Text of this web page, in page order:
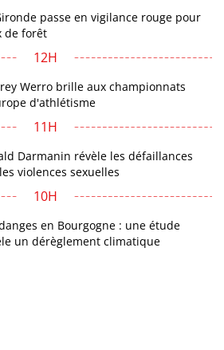
passe en vigilance rouge pour
de forêt
12H
Werro brille aux championnats
d'athlétisme
11H
Darmanin révèle les défaillances
violences sexuelles
10H
en Bourgogne : une étude
un dérèglement climatique